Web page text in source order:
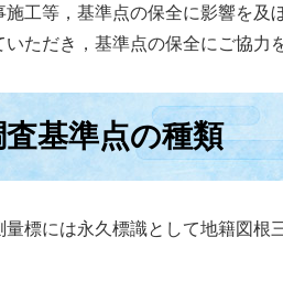
工等，基準点の保全に影響を及
ただき，基準点の保全にご協力
基準点の種類
標には永久標識として地籍図根